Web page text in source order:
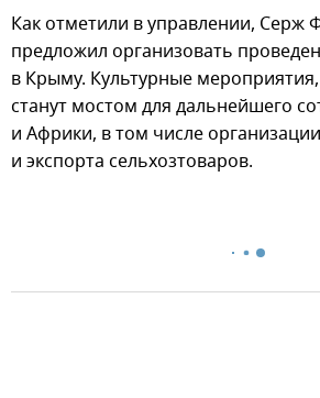
Как отметили в управлении, Серж
предложил организовать
в Крыму. Культурные
станут мостом для дальнейшего
и Африки, в том числе
и экспорта сельхозтоваров.